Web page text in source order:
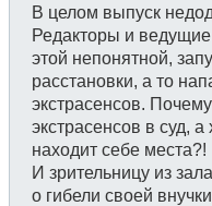
В целом выпуск
Редакторы и
этой непонятной,
расстановки, а то
экстрасенсов.
экстрасенсов в суд,
находит себе места?!
И зрительницу из
о гибели своей